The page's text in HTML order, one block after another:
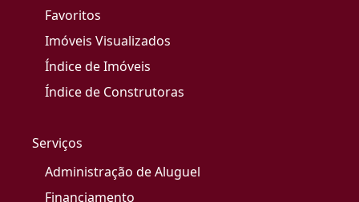
Favoritos
Imóveis Visualizados
Índice de Imóveis
Índice de Construtoras
Serviços
Administração de Aluguel
Financiamento